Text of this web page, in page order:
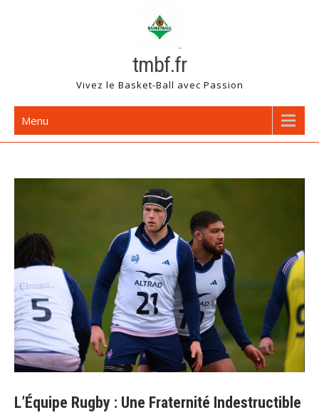
tmbf.fr
Vivez le Basket-Ball avec Passion
Menu
L’Équipe Rugby : Une Fraternité Indestructible